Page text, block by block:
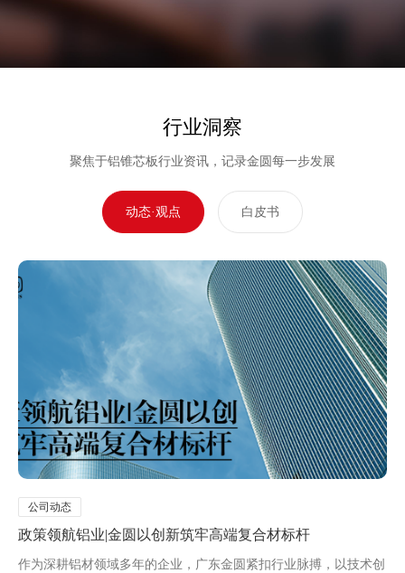
行业洞察
聚焦于铝锥芯板行业资讯，记录金圆每一步发展
动态·观点 白皮书
公司动态
政策领航铝业|金圆以创新筑牢高端复合材标杆
作为深耕铝材领域多年的企业，广东金圆紧扣行业脉搏，以技术创